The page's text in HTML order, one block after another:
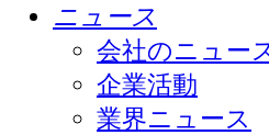
ニュース
会社のニュー
企業活動
業界ニュース